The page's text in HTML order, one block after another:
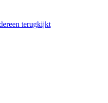
terugkijkt